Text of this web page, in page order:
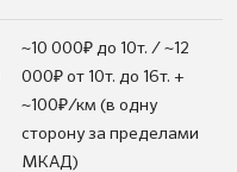
~10 000₽ до 10т. / ~12
000₽ от 10т. до 16т. +
~100₽/км (в одну
сторону за пределами
МКАД)